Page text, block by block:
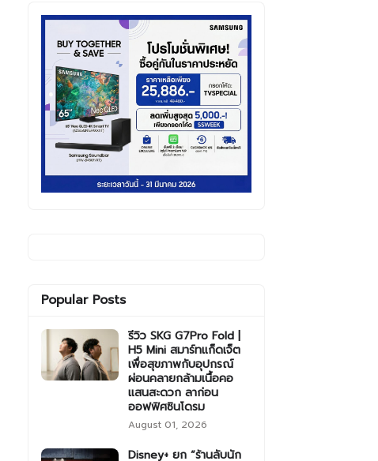
Popular Posts
รีวิว SKG G7Pro Fold |
H5 Mini สมาร์ทแก็ดเจ็ต
เพื่อสุขภาพกับอุปกรณ์
ผ่อนคลายกล้ามเนื้อคอ
แสนสะดวก ลาก่อน
ออฟฟิศซินโดรม
August 01, 2026
Disney+ ยก “ร้านลับนัก